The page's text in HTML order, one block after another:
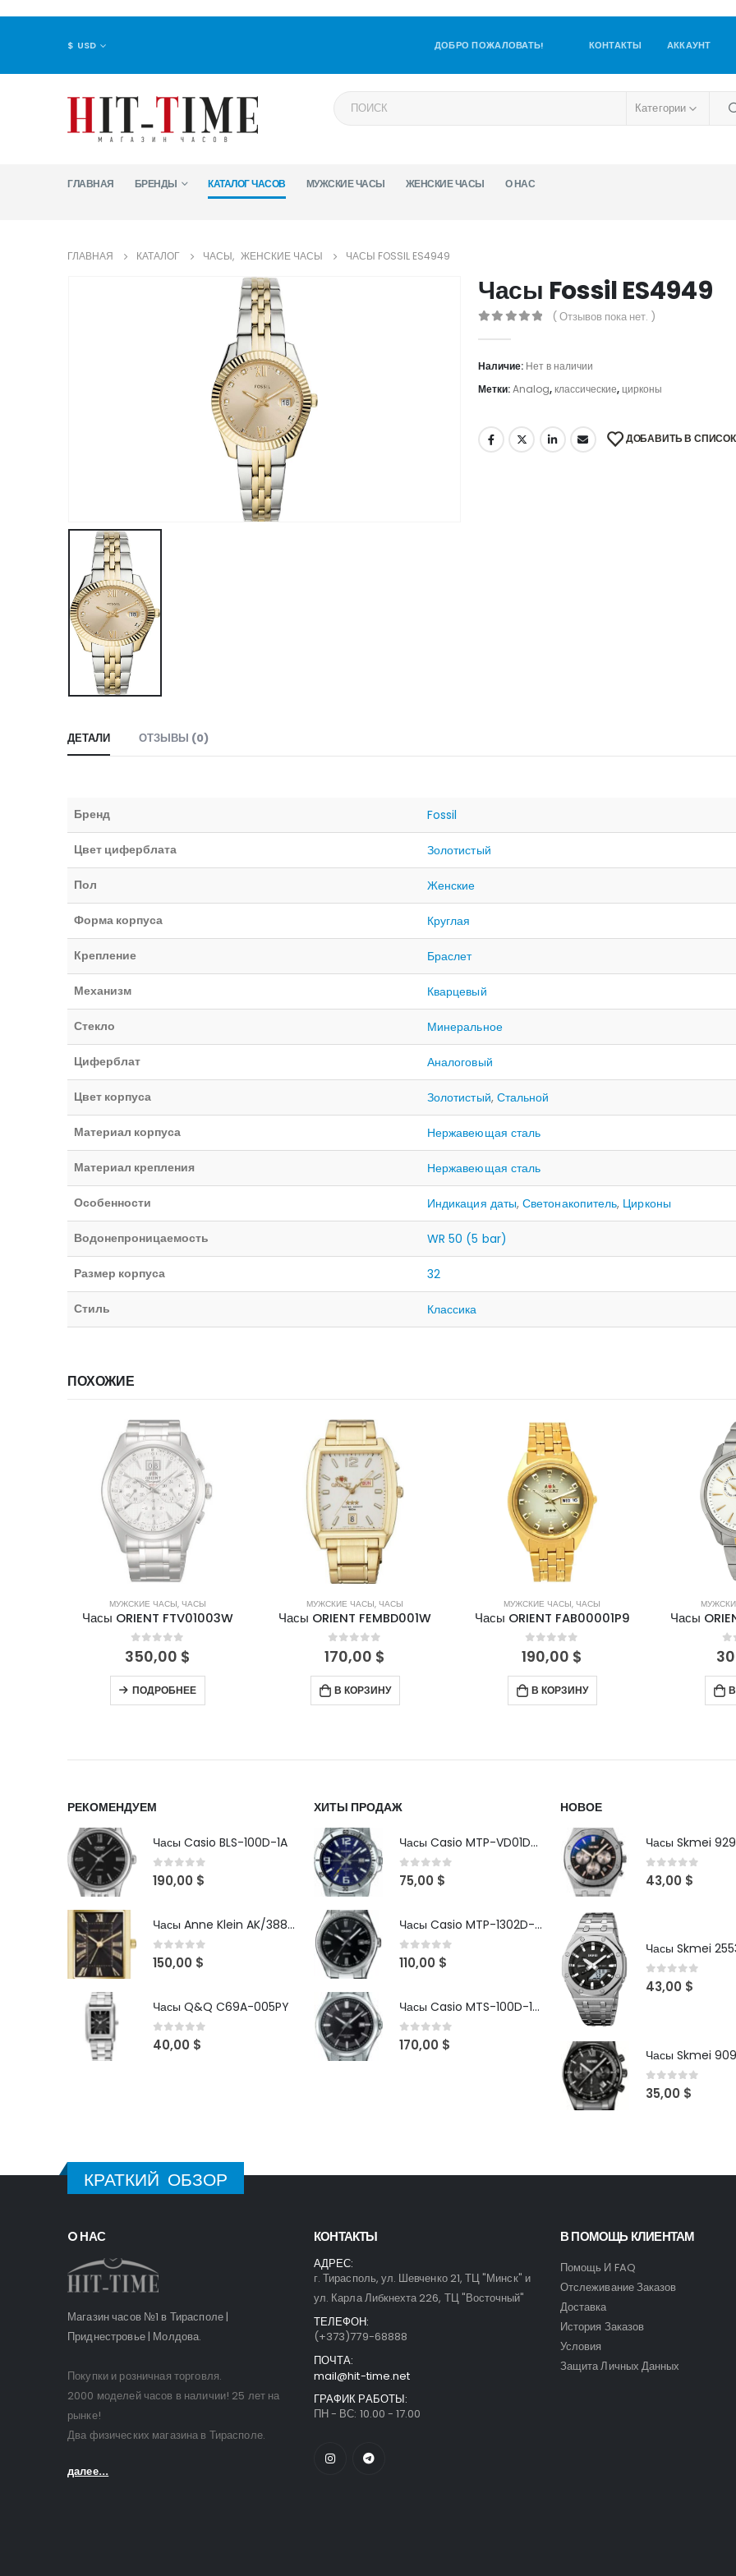
$ USD ДОБРО ПОЖАЛОВАТЬ! КОНТАКТЫ АККАУНТ
Категории
ГЛАВНАЯ БРЕНДЫ КАТАЛОГ ЧАСОВ МУЖСКИЕ ЧАСЫ ЖЕНСКИЕ ЧАСЫ О НАС
ГЛАВНАЯ КАТАЛОГ ЧАСЫ, ЖЕНСКИЕ ЧАСЫ ЧАСЫ FOSSIL ES4949
Часы Fossil ES4949
( Отзывов пока нет. )
Наличие: Нет в наличии
Метки:Analog,классические,цирконы
ДОБАВИТЬ В
ДЕТАЛИ ОТЗЫВЫ (0)
Бренд Fossil
Цвет циферблата Золотистый
Пол Женские
Форма корпуса Круглая
Крепление Браслет
Механизм Кварцевый
Стекло Минеральное
Циферблат Аналоговый
Цвет корпуса Золотистый, Стальной
Материал корпуса Нержавеющая сталь
Материал крепления Нержавеющая сталь
Особенности Индикация даты,Светонакопитель, Цирконы
Водонепроницаемость WR 50 (5 bar)
Размер корпуса 32
Стиль Классика
ПОХОЖИЕ
НЕТ В НАЛИЧИИ
МУЖСКИЕ ЧАСЫ, ЧАСЫ
Часы ORIENT FTV01003W
0out of 5
350,00 $
ПОДРОБНЕЕ
МУЖСКИЕ ЧАСЫ, ЧАСЫ
Часы ORIENT FEMBD001W
0out of 5
170,00 $
В КОРЗИНУ
МУЖСКИЕ ЧАСЫ, ЧАСЫ
Часы ORIENT FAB00001P9
0out of 5
190,00 $
В КОРЗИНУ
Часы
0
РЕКОМЕНДУЕМ
Часы Casio BLS-100D-1A
0out of 5
190,00 $
Часы Anne Klein AK/3882BKGB
0out of 5
150,00 $
Часы Q&Q C69A-005PY
0 out of 5
40,00 $
ХИТЫ ПРОДАЖ
Часы Casio MTP-VD01D-2B
0out of 5
75,00 $
Часы Casio MTP-1302D-1A1VDF
0out of 5
110,00 $
Часы Casio MTS-100D-1AV
0out of 5
170,00 $
НОВОЕ
Часы Skmei
0 out of 5
43,00 $
Часы Skmei
0 out of 5
43,00 $
Часы Skmei
0out of 5
35,00 $
КРАТКИЙ ОБЗОР
O НАС
Магазин часов №1 в Тирасполе |
Приднестровье | Молдова.
Покупки и розничная торговля.
2000 моделей часов в наличии! 25 лет на
рынке!
Два физических магазина в Тирасполе.
далее...
КОНТАКТЫ
АДРЕС:
г. Тирасполь, ул. Шевченко 21, ТЦ "Минск" и
ул. Карла Либкнехта 226, ТЦ "Восточный"
ТЕЛЕФОН:
(+373)779-68888
ПОЧТА:
mail@hit-time.net
ГРАФИК РАБОТЫ:
ПН - ВС: 10.00 - 17.00
В ПОМОЩЬ КЛИЕНТАМ
Помощь И FAQ
Отслеживание Заказов
Доставка
История Заказов
Условия
Защита Личных Данных